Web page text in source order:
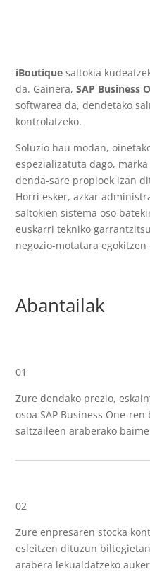
iBoutiquesaltokia
da. Gainera,SAP Business
softwarea da, dendetako
kontrolatzeko.
Soluzio hau modan,
espezializatuta dago,
denda-sare propioek izan
Horri esker, azkar
saltokien sistema oso
euskarri tekniko
negozio-motatara egokitzen
Abantailak
01
Zure dendako prezio,
osoa SAP Business One-
saltzaileen araberako
02
Zure enpresaren stocka
esleitzen dituzun
arabera lekualdatzeko